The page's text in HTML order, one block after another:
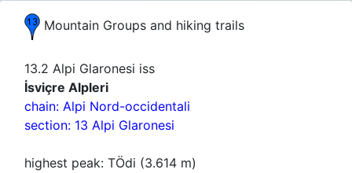
Mountain Groups and hiking trails
13.2 Alpi Glaronesi iss
İsviçre Alpleri
chain: Alpi Nord-occidentali
section: 13 Alpi Glaronesi
highest peak: TÖdi (3.614 m)